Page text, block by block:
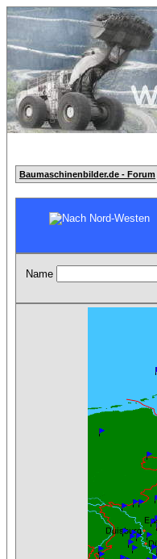
Baumaschinenbilder.de - Forum
Name